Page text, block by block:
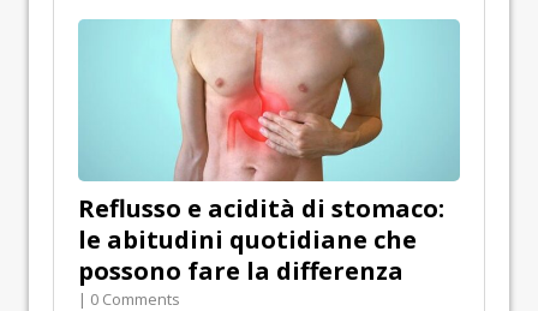
Reflusso e acidità di stomaco:
le abitudini quotidiane che
possono fare la differenza
| 0 Comments